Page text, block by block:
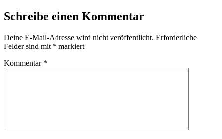
Schreibe einen Kommentar
Deine E-Mail-Adresse wird nicht veröffentlicht. Erforderliche
Felder sind mit * markiert
Kommentar *